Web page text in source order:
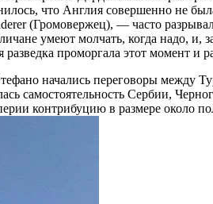
что Англия совершенно не
(Громовержец), — часто
умеют молчать, когда надо,
разведка проморгала этот момент
начались переговоры между
самостоятельность Сербии,
контрибуцию в размере около